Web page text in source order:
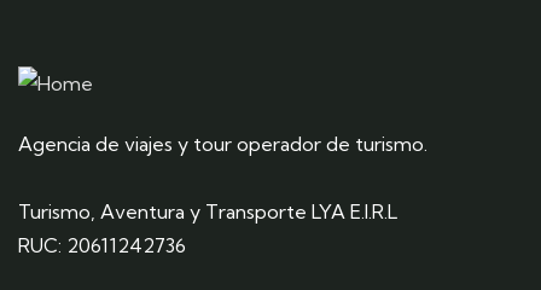
Agencia de viajes y tour operador de turismo.
Turismo, Aventura y Transporte LYA E.I.R.L
RUC: 20611242736